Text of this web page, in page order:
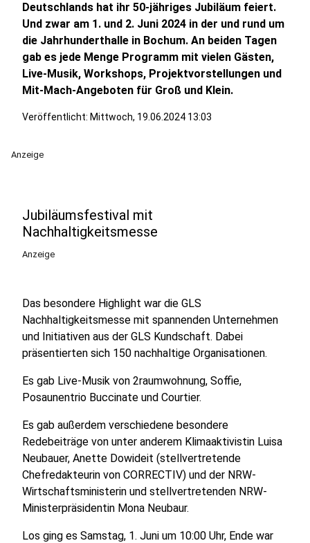
Deutschlands hat ihr 50-jähriges Jubiläum feiert.
Und zwar am 1. und 2. Juni 2024 in der und rund um
die Jahrhunderthalle in Bochum. An beiden Tagen
gab es jede Menge Programm mit vielen Gästen,
Live-Musik, Workshops, Projektvorstellungen und
Mit-Mach-Angeboten für Groß und Klein.
Veröffentlicht: Mittwoch, 19.06.2024 13:03
Anzeige
Jubiläumsfestival mit
Nachhaltigkeitsmesse
Anzeige
Das besondere Highlight war die GLS
Nachhaltigkeitsmesse mit spannenden Unternehmen
und Initiativen aus der GLS Kundschaft. Dabei
präsentierten sich 150 nachhaltige Organisationen.
Es gab Live-Musik von 2raumwohnung, Soffie,
Posaunentrio Buccinate und Courtier.
Es gab außerdem verschiedene besondere
Redebeiträge von unter anderem Klimaaktivistin Luisa
Neubauer, Anette Dowideit (stellvertretende
Chefredakteurin von CORRECTIV) und der NRW-
Wirtschaftsministerin und stellvertretenden NRW-
Ministerpräsidentin Mona Neubaur.
Los ging es Samstag, 1. Juni um 10:00 Uhr, Ende war